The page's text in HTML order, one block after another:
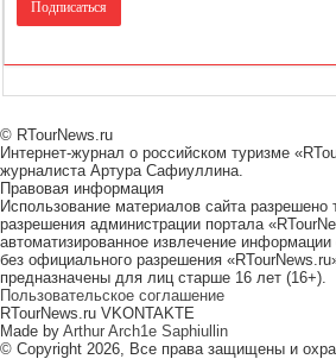
© RTourNews.ru
Интернет-журнал о российском туризме
журналиста Артура Сафиуллина.
Правовая информация
Использование материалов сайта разрешено
разрешения администрации портала
автоматизированное извлечение
без официального разрешения
предназначены для лиц старше 16 лет (16+).
Пользовательское соглашение
RTourNews.ru VKONTAKTE
Made by Arthur Arch1e Saphiullin
© Copyright 2026, Все права защищены и